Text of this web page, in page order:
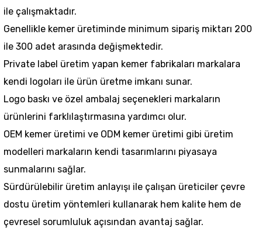
ile çalışmaktadır.
Genellikle kemer üretiminde minimum sipariş miktarı 200
ile 300 adet arasında değişmektedir.
Private label üretim yapan kemer fabrikaları markalara
kendi logoları ile ürün üretme imkanı sunar.
Logo baskı ve özel ambalaj seçenekleri markaların
ürünlerini farklılaştırmasına yardımcı olur.
OEM kemer üretimi ve ODM kemer üretimi gibi üretim
modelleri markaların kendi tasarımlarını piyasaya
sunmalarını sağlar.
Sürdürülebilir üretim anlayışı ile çalışan üreticiler çevre
dostu üretim yöntemleri kullanarak hem kalite hem de
çevresel sorumluluk açısından avantaj sağlar.